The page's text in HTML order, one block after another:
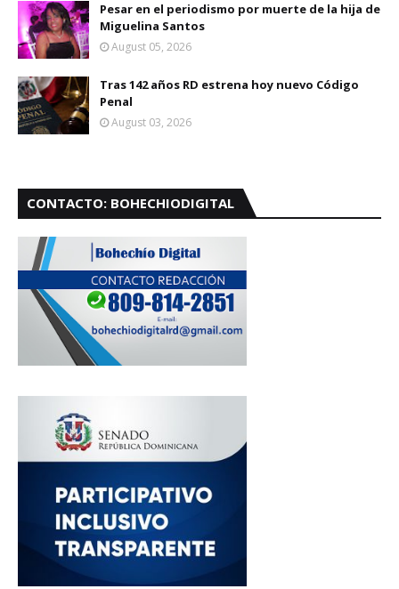
Pesar en el periodismo por muerte de la hija de
Miguelina Santos
August 05, 2026
Tras 142 años RD estrena hoy nuevo Código
Penal
August 03, 2026
CONTACTO: BOHECHIODIGITAL